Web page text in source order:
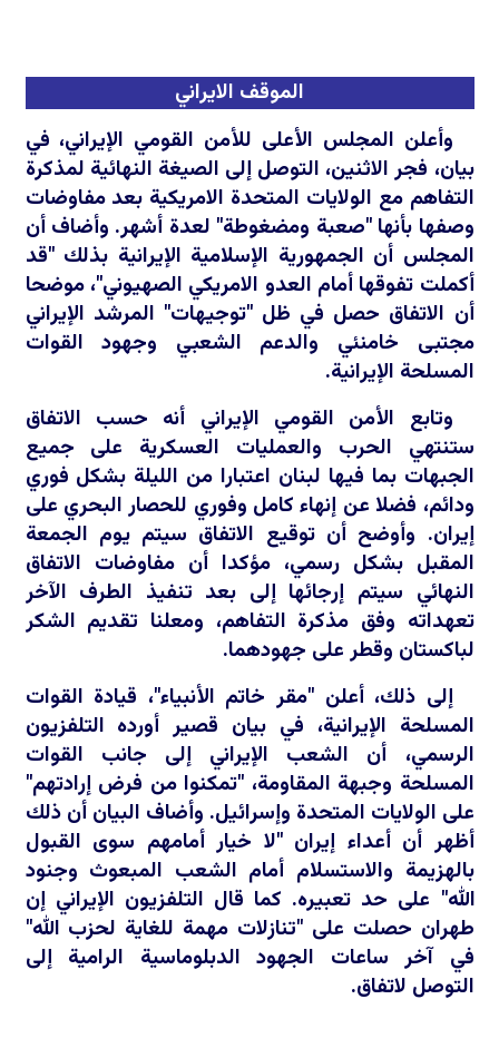
الموقف الايراني
وأعلن المجلس الأعلى للأمن القومي الإيراني، في
بيان، فجر الاثنين، التوصل إلى الصيغة النهائية لمذكرة
التفاهم مع الولايات المتحدة الامريكية بعد مفاوضات
وصفها بأنها "صعبة ومضغوطة" لعدة أشهر. وأضاف أن
المجلس أن الجمهورية الإسلامية الإيرانية بذلك "قد
أكملت تفوقها أمام العدو الامريكي الصهيوني"، موضحا
أن الاتفاق حصل في ظل "توجيهات" المرشد الإيراني
مجتبى خامنئي والدعم الشعبي وجهود القوات
المسلحة الإيرانية.
وتابع الأمن القومي الإيراني أنه حسب الاتفاق
ستنتهي الحرب والعمليات العسكرية على جميع
الجبهات بما فيها لبنان اعتبارا من الليلة بشكل فوري
ودائم، فضلا عن إنهاء كامل وفوري للحصار البحري على
إيران. وأوضح أن توقيع الاتفاق سيتم يوم الجمعة
المقبل بشكل رسمي، مؤكدا أن مفاوضات الاتفاق
النهائي سيتم إرجائها إلى بعد تنفيذ الطرف الآخر
تعهداته وفق مذكرة التفاهم، ومعلنا تقديم الشكر
لباكستان وقطر على جهودهما.
إلى ذلك، أعلن "مقر خاتم الأنبياء"، قيادة القوات
المسلحة الإيرانية، في بيان قصير أورده التلفزيون
الرسمي، أن الشعب الإيراني إلى جانب القوات
المسلحة وجبهة المقاومة، "تمكنوا من فرض إرادتهم"
على الولايات المتحدة وإسرائيل. وأضاف البيان أن ذلك
أظهر أن أعداء إيران "لا خيار أمامهم سوى القبول
بالهزيمة والاستسلام أمام الشعب المبعوث وجنود
الله" على حد تعبيره. كما قال التلفزيون الإيراني إن
طهران حصلت على "تنازلات مهمة للغاية لحزب الله"
في آخر ساعات الجهود الدبلوماسية الرامية إلى
التوصل لاتفاق.